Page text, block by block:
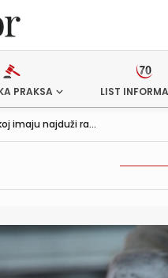
PRAKSA LIST
imaju najduži ra...